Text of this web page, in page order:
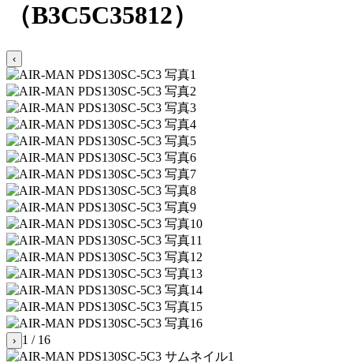
（B3C5C35812）
‹
› 1 / 16